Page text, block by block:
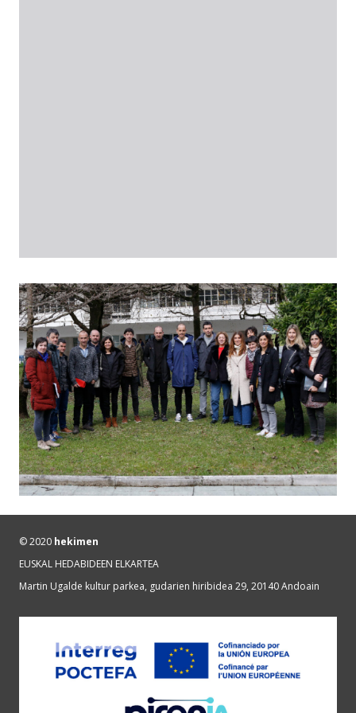
© 2020 hekimen
EUSKAL HEDABIDEEN ELKARTEA
Martin Ugalde kultur parkea, gudarien hiribidea 29, 20140 Andoain